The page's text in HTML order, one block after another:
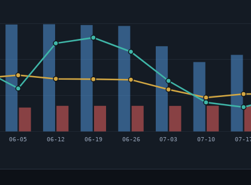
06-05 06-12 06-19 06-26 07-03 07-10 07-